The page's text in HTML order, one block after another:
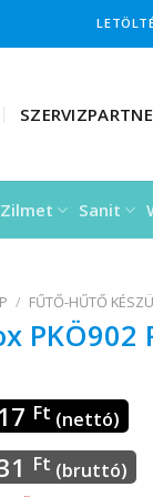
Zilmet Sanit
/ FŰTŐ-HŰTŐ
PKÖ902
Ft (nettó)
Ft (bruttó)